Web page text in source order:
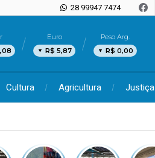
28 99947 7474
Euro
R$ 5,87
Peso Arg.
R$ 0,00
Cultura Agricultura Justiça